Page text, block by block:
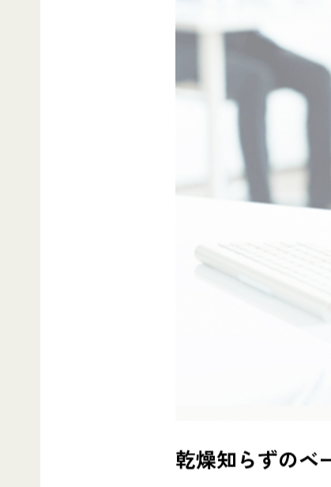
乾燥知らずのベ